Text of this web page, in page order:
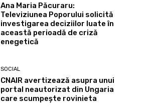
Ana Maria Păcuraru:
Televiziunea Poporului solicită
investigarea deciziilor luate în
această perioadă de criză
enegetică
SOCIAL
CNAIR avertizează asupra unui
portal neautorizat din Ungaria
care scumpește rovinieta